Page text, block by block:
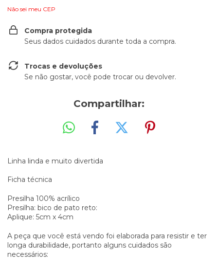
Não sei meu CEP
Compra protegida
Seus dados cuidados durante toda a compra.
Trocas e devoluções
Se não gostar, você pode trocar ou devolver.
Compartilhar:
Linha linda e muito divertida
Ficha técnica
Presilha 100% acrílico
Presilha: bico de pato reto:
Aplique: 5cm x 4cm
A peça que você está vendo foi elaborada para resistir e ter
longa durabilidade, portanto alguns cuidados são
necessários: